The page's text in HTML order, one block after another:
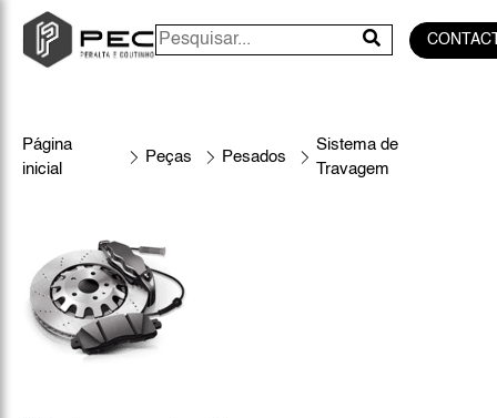
Página
inicial
Peças Pesados
Sistema de
Travagem